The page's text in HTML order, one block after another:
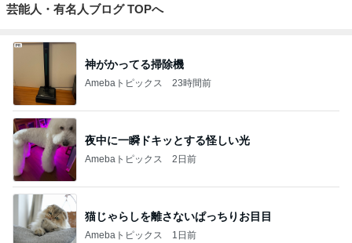
芸能人・有名人ブログ TOPへ
神がかってる掃除機
Amebaトピックス 23時間前
夜中に一瞬ドキッとする怪しい光
Amebaトピックス 2日前
猫じゃらしを離さないぱっちりお目目
Amebaトピックス 1日前